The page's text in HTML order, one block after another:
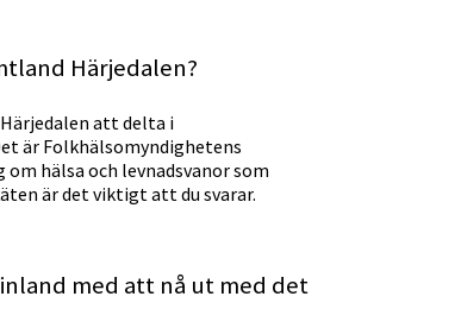
Härjedalen?
att delta i
är Folkhälsomyndighetens
hälsa och levnadsvanor som
är det viktigt att du svarar.
med att nå ut med det